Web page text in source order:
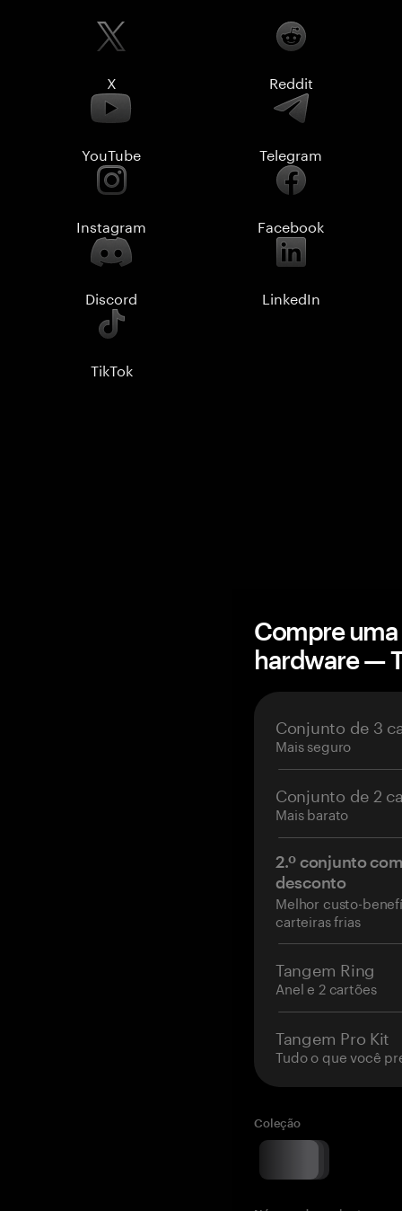
X Reddit
YouTube Telegram
Instagram Facebook
Discord LinkedIn
TikTok
Compre
hardware —
Conjunto de 3
Mais seguro
Conjunto de 2
Mais barato
2.º conjunto
desconto
Melhor custo-
carteiras frias
Tangem Ring
Anel e 2 cartões
Tangem Pro Kit
Tudo o que você
Coleção